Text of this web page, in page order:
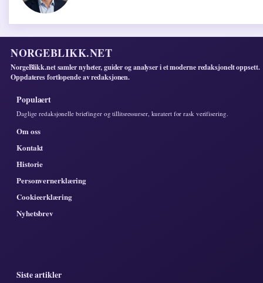
NORGEBLIKK.NET
NorgeBlikk.net samler nyheter, guider og analyser i et moderne redaksjonelt oppsett.
Oppdateres fortlopende av redaksjonen.
Populaert
Daglige redaksjonelle briefinger og tillitsressurser, kuratert for rask verifisering.
Om oss
Kontakt
Historie
Personvernerklæring
Cookieerklæring
Nyhetsbrev
Siste artikler